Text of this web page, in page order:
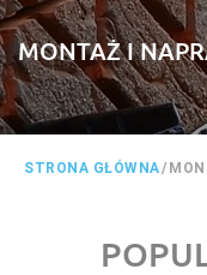
MONTAŻ I
STRONA GŁÓWNA/